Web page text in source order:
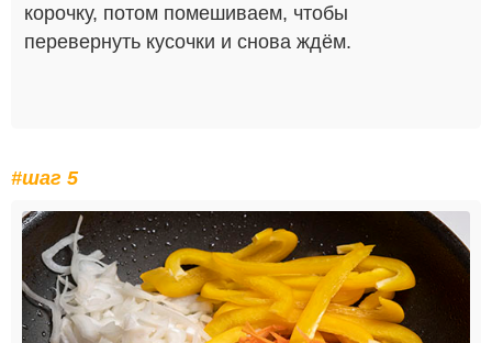
корочку, потом помешиваем, чтобы
перевернуть кусочки и снова ждём.
#шаг 5